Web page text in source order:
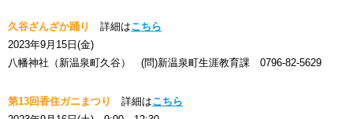
久谷ざんざか踊り 詳細はこちら
2023年9月15日(金)
八幡神社（新温泉町久谷） (問)新温泉町生涯教育課 0796-82-5629
第13回香住ガニまつり 詳細はこちら